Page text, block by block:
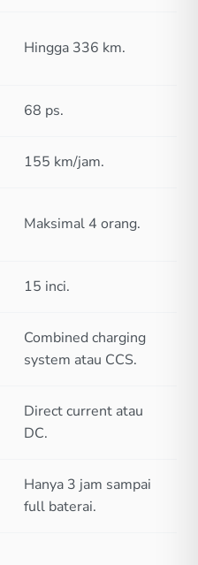
Hingga 336 km.
68 ps.
155 km/jam.
Maksimal 4 orang.
15 inci.
Combined charging
system atau CCS.
Direct current atau
DC.
Hanya 3 jam sampai
full baterai.